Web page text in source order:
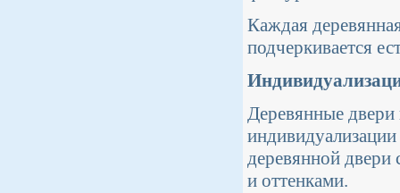
Каждая
подчеркивается
Деревянные двери
деревянной
и оттенками.